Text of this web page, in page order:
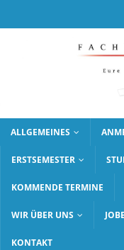
ALLGEMEINES
ERSTSEMESTER
KOMMENDE TERMINE
WIR ÜBER UNS
KONTAKT